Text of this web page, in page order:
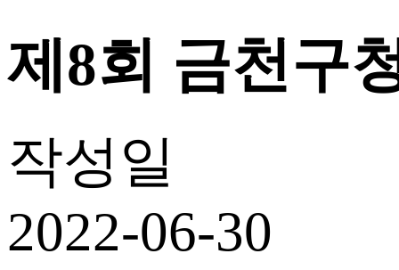
제8회 금천구
작성일
2022-06-30